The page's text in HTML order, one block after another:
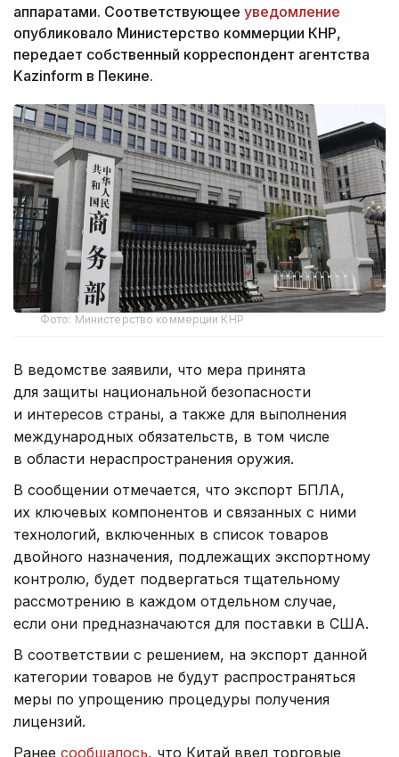
аппаратами. Соответствующее уведомление
опубликовало Министерство коммерции КНР,
передает собственный корреспондент агентства
Kazinform в Пекине.
Фото: Министерство коммерции КНР
В ведомстве заявили, что мера принята
для защиты национальной безопасности
и интересов страны, а также для выполнения
международных обязательств, в том числе
в области нераспространения оружия.
В сообщении отмечается, что экспорт БПЛА,
их ключевых компонентов и связанных с ними
технологий, включенных в список товаров
двойного назначения, подлежащих экспортному
контролю, будет подвергаться тщательному
рассмотрению в каждом отдельном случае,
если они предназначаются для поставки в США.
В соответствии с решением, на экспорт данной
категории товаров не будут распространяться
меры по упрощению процедуры получения
лицензий.
Ранее сообщалось, что Китай ввел торговые